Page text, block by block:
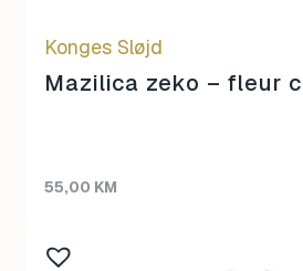
Konges Sløjd
Mazilica zeko – fleur
55,00 KM